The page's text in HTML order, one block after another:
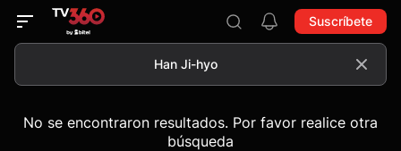
Suscríbete
No se encontraron resultados. Por favor realice otra
búsqueda